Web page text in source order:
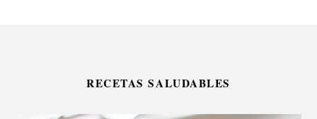
RECETAS SALUDABLES